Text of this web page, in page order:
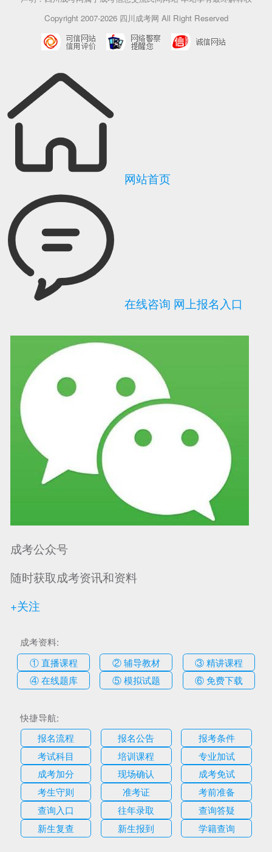
Copyright 2007-2026 四川成考网 All Right Reserved
可信网站信用评 网络警察提醒你 诚信网站
网站首页
在线咨询 网上报名入口
成考公众号
随时获取成考资讯和资料
+关注
成考资料:
① 直播课程
② 辅导教材
③ 精讲课程
④ 在线题库
⑤ 模拟试题 ⑥ 免费下载
快捷导航:
报名流程
报名公告
报考条件
考试科目
培训课程
专业加试
成考加分
现场确认
成考免试
考生守则
准考证
考前准备
查询入口
往年录取
查询答疑
新生复查
新生报到 学籍查询